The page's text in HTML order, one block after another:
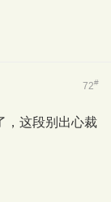
72#
，这段别出心裁